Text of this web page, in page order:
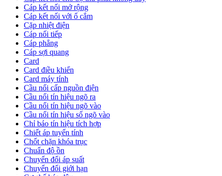
Cáp kết nối mở rộng
Cáp kết nối với ổ cắm
Cặp nhiệt điện
Cáp nối tiếp
Cáp phẳng
Cáp sợi quang
Card
Card điều khiển
Card máy tính
Cầu nối cấp nguồn điện
Cầu nối tín hiệu ngõ ra
Cầu nối tín hiệu ngõ vào
Cầu nối tín hiệu số ngõ vào
Chỉ báo tín hiệu tích hợp
Chiết áp tuyến tính
Chốt chặn khóa trục
Chuẩn độ ồn
Chuyển đổi áp suất
Chuyển đổi giới hạn